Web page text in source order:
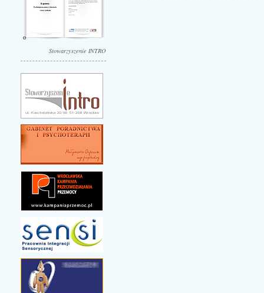
Stowarzyszenie INTRO